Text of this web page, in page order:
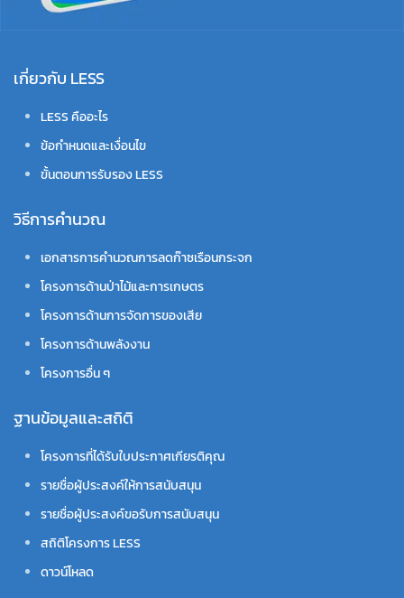
เกี่ยวกับ LESS
LESS คืออะไร
ข้อกำหนดและเงื่อนไข
ขั้นตอนการรับรอง LESS
วิธีการคำนวณ
เอกสารการคำนวณการลดก๊าซเรือนกระจก
โครงการด้านป่าไม้และการเกษตร
โครงการด้านการจัดการของเสีย
โครงการด้านพลังงาน
โครงการอื่น ๆ
ฐานข้อมูลและสถิติ
โครงการที่ได้รับใบประกาศเกียรติคุณ
รายชื่อผู้ประสงค์ให้การสนับสนุน
รายชื่อผู้ประสงค์ขอรับการสนับสนุน
สถิติโครงการ LESS
ดาวน์โหลด